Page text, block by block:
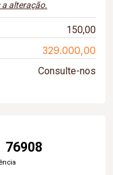
a alteração.
150,00
329.000,00
Consulte-nos
76908